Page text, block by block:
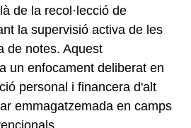
de la recol·lecció de
la supervisió activa de les
de notes. Aquest
un enfocament deliberat en
personal i financera d'alt
emmagatzemada en camps